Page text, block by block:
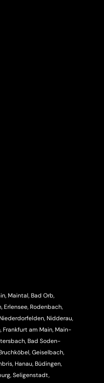
Maintal, Bad Orb,
Erlensee, Rodenbach,
Nidderau,
Frankfurt am Main, Main-
Bad Soden-
Geiselbach,
Hanau, Büdingen,
Seligenstadt,